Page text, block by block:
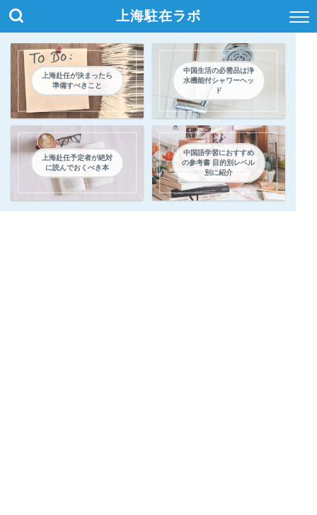
上海駐在ラボ
上海赴任が決まったら
準備すべきこと
中国生活の必需品は浄
水機能付シャワーヘッ
ド
上海赴任予定者が絶対
に読んでおくべき本
中国語学習におすすめ
の参考書 目的別レベル
別に紹介